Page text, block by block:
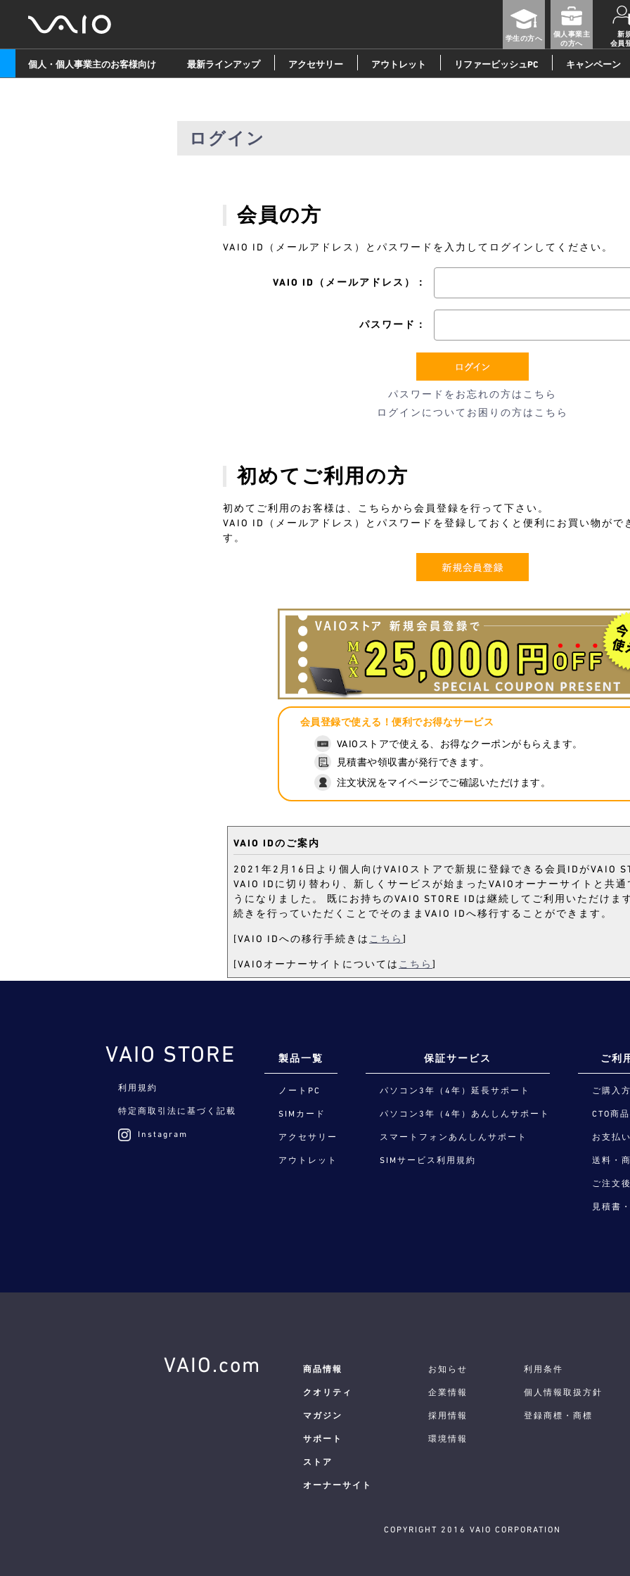
学生の方へ
個人事業主
の方へ
新
会員
個人・個人事業主のお客様向け 最新ラインアップ アクセサリー アウトレット リファービッシュPC キャンペーン
ログイン
会員の方
VAIO ID（メールアドレス）とパスワードを入力してログインしてください。
VAIO ID（メールアドレス）：
パスワード：
パスワードをお忘れの方はこちら
ログインについてお困りの方はこちら
初めてご利用の方
初めてご利用のお客様は、こちらから会員登録を行って下さい。
VAIO ID（メールアドレス）とパスワードを登録しておくと便利にお買い物がで
す。
会員登録で使える！便利でお得なサービス
VAIOストアで使える、お得なクーポンがもらえます。
見積書や領収書が発行できます。
注文状況をマイページでご確認いただけます。
VAIO IDのご案内
2021年2月16日より個人向けVAIOストアで新規に登録できる会員IDがVAIO
VAIO IDに切り替わり、新しくサービスが始まったVAIOオーナーサイトと共通
うになりました。 既にお持ちのVAIO STORE IDは継続してご利用いただけま
続きを行っていただくことでそのままVAIO IDへ移行することができます。
[VAIO IDへの移行手続きは こちら ]
[VAIOオーナーサイトについては こちら ]
VAIO STORE
利用規約
特定商取引法に基づく記載
Instagram
製品一覧
ノートPC
SIMカード
アクセサリー
アウトレット
保証サービス
パソコン3年（4年）延長サポート
パソコン3年（4年）あんしんサポート
スマートフォンあんしんサポート
SIMサービス利用規約
ご利
ご購入
CTO商
お支払
送料・
ご注文
見積書
VAIO.com 商品情報
クオリティ
マガジン
サポート
ストア
オーナーサイト
お知らせ
企業情報
採用情報
環境情報
利用条件
個人情報取扱方針
登録商標・商標
COPYRIGHT 2016 VAIO CORPORATION